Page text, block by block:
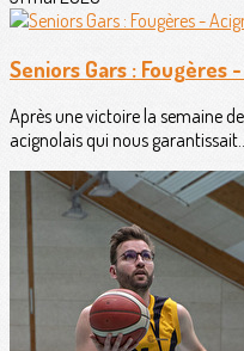
Seniors Gars : Fougères
Après une victoire la semaine
acignolais qui nous